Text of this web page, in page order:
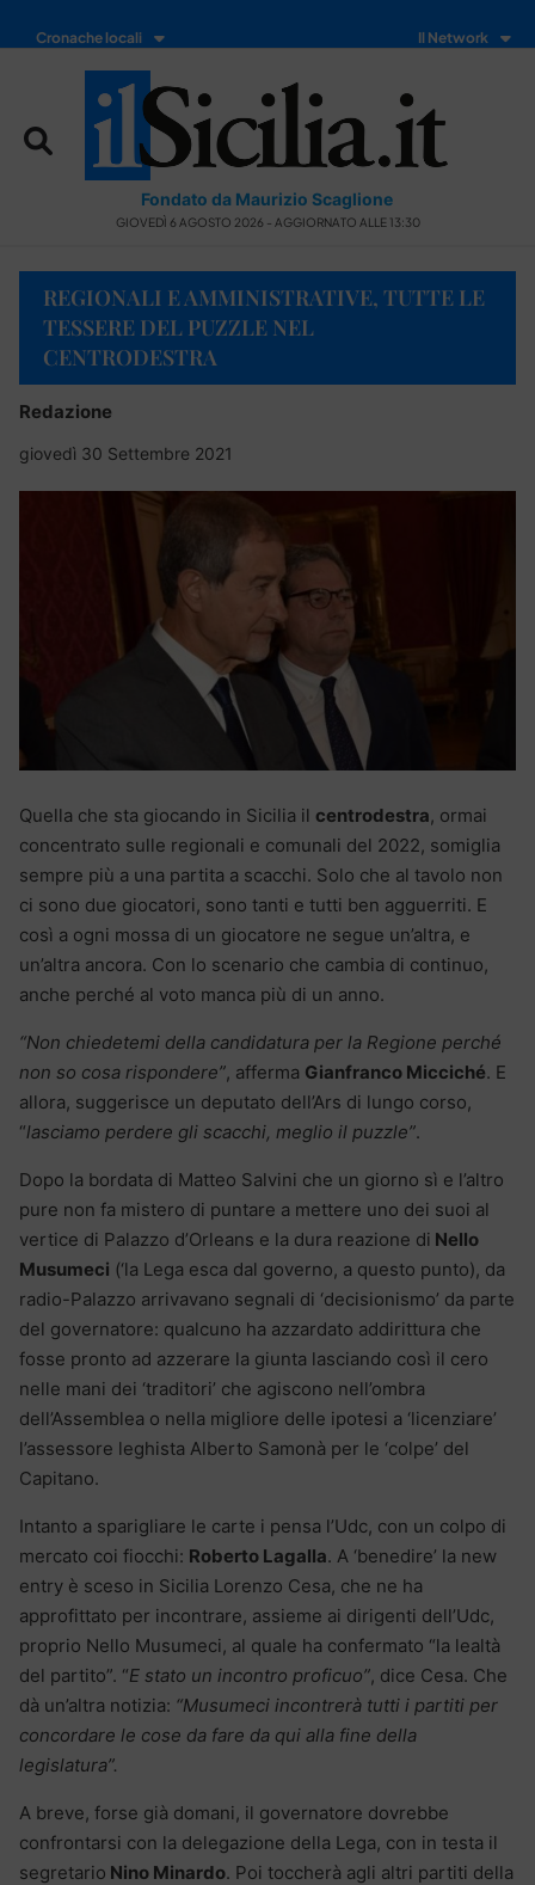
Cronache locali Il Network
Fondato da Maurizio Scaglione
GIOVEDÌ 6 AGOSTO 2026 - AGGIORNATO ALLE 13:30
REGIONALI E AMMINISTRATIVE, TUTTE LE
TESSERE DEL PUZZLE NEL
CENTRODESTRA
Redazione
giovedì 30 Settembre 2021
Quella che sta giocando in Sicilia il centrodestra, ormai
concentrato sulle regionali e comunali del 2022, somiglia
sempre più a una partita a scacchi. Solo che al tavolo non
ci sono due giocatori, sono tanti e tutti ben agguerriti. E
così a ogni mossa di un giocatore ne segue un’altra, e
un’altra ancora. Con lo scenario che cambia di continuo,
anche perché al voto manca più di un anno.
“Non chiedetemi della candidatura per la Regione perché
non so cosa rispondere”, afferma Gianfranco Micciché. E
allora, suggerisce un deputato dell’Ars di lungo corso,
“lasciamo perdere gli scacchi, meglio il puzzle”.
Dopo la bordata di Matteo Salvini che un giorno sì e l’altro
pure non fa mistero di puntare a mettere uno dei suoi al
vertice di Palazzo d’Orleans e la dura reazione di Nello
Musumeci (‘la Lega esca dal governo, a questo punto), da
radio-Palazzo arrivavano segnali di ‘decisionismo’ da parte
del governatore: qualcuno ha azzardato addirittura che
fosse pronto ad azzerare la giunta lasciando così il cero
nelle mani dei ‘traditori’ che agiscono nell’ombra
dell’Assemblea o nella migliore delle ipotesi a ‘licenziare’
l’assessore leghista Alberto Samonà per le ‘colpe’ del
Capitano.
Intanto a sparigliare le carte i pensa l’Udc, con un colpo di
mercato coi fiocchi: Roberto Lagalla. A ‘benedire’ la new
entry è sceso in Sicilia Lorenzo Cesa, che ne ha
approfittato per incontrare, assieme ai dirigenti dell’Udc,
proprio Nello Musumeci, al quale ha confermato “la lealtà
del partito”. “E stato un incontro proficuo”, dice Cesa. Che
dà un’altra notizia: “Musumeci incontrerà tutti i partiti per
concordare le cose da fare da qui alla fine della
legislatura”.
A breve, forse già domani, il governatore dovrebbe
confrontarsi con la delegazione della Lega, con in testa il
segretario Nino Minardo. Poi toccherà agli altri partiti della